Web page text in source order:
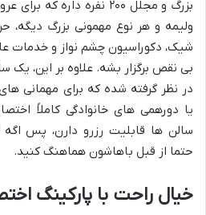
بزرگ و مجلل ۲۰۰ نفره
ولیمه و هر نوع مهمونی بزرگ دیگه،
شیک، دکوراسیون چشم نواز و خدمات
در نظر گرفته شده که برای مهمانی
یا دورهمی های خانوادگی کاملاً
سالن ها قابلیت رزرو دارن، پس اگه
حتما از قبل باهاشون هماهنگ کنید.
خیال راحت با پارکینگ